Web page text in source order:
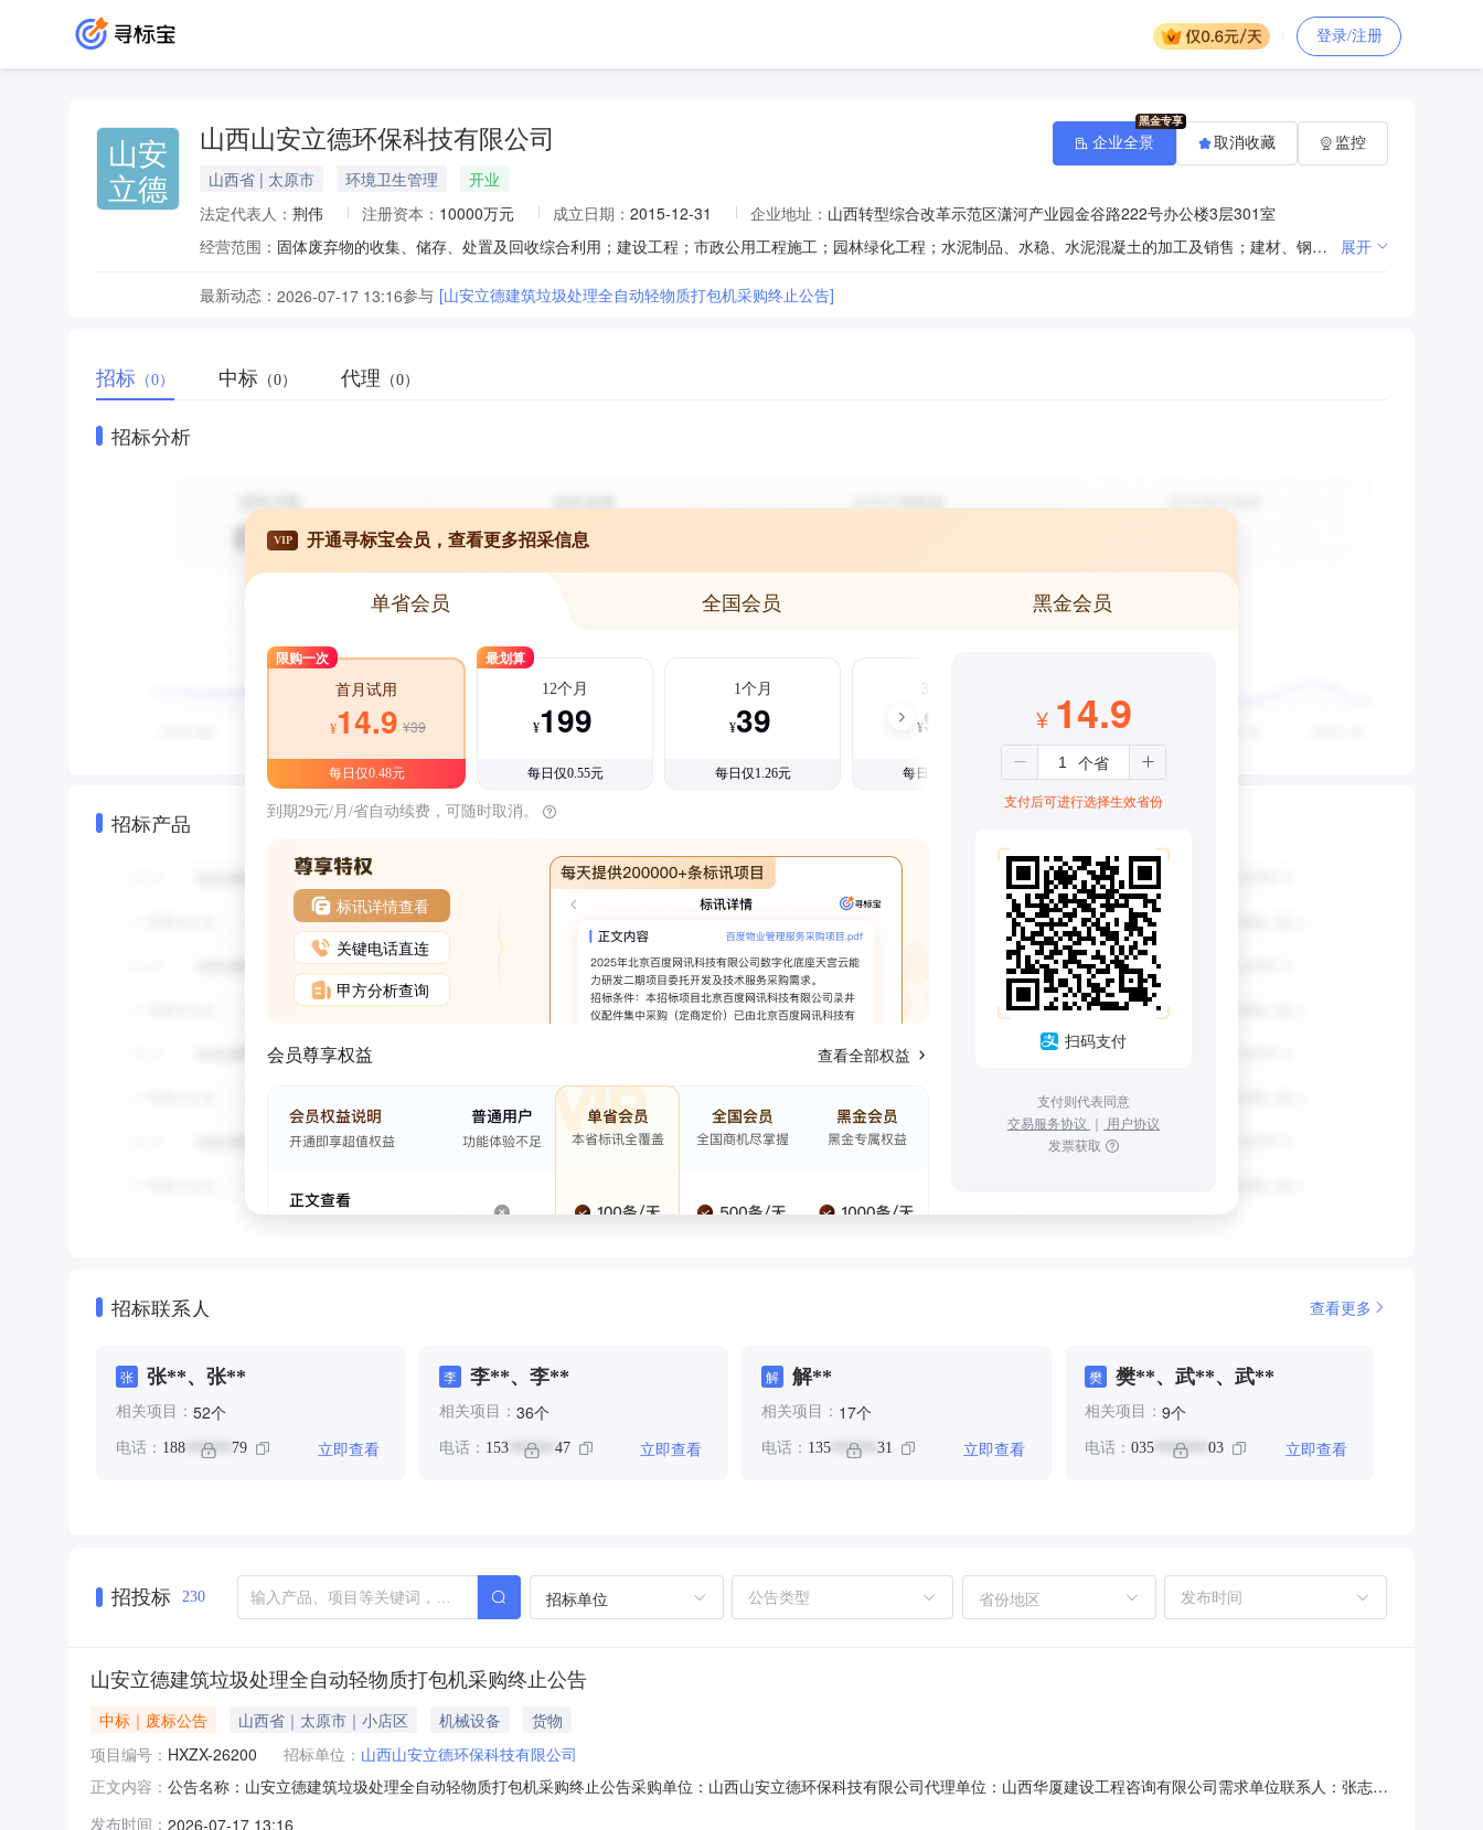
登录/注册
山安
立德
山西山安立德环保科技有限公司
山西省 | 太原市 环境卫生管理
开业
法定代表人： 荆伟 注册资本： 10000万元 成立日期： 2015-12-31 企业地址： 山西转型综合改革示范区潇河产业园金谷路222号办公楼3层301室
经营范围：
固体废弃物的收集、储存、处置及回收综合利用；建设工程；市政公用工程施工；园林绿化工程；水泥制品、水稳、水泥混凝土的加工及销售；建材、钢材、混凝土稳定剂的销售；货物专用运输（罐式容器）商品混凝土的生产销售；混凝土构件及预拌商品混凝土的生产及销售；固体废弃物、粉煤灰、煤矸石和炉渣制砖及砌块的生产及销售；移动搅拌站的租赁；混凝土机械的销售及租赁；环保设备的研发、生产、销售、安装、调试及配套服务；建筑材料的研发及销售；橡胶制品、塑料制品、化工材料（危险品除外）、汽车的销售；城市生活垃圾清扫、收集、运输、处理；道路货物运输；清洁服务；物业管理；场地土壤污染调查及风险评估；土壤污染修复方案编制；土壤修复与治理技术研发；矿山生态环境保护与治理方案编制；污染场地修复工程；农用地污染场地修复；矿山生态环境治理工程；土地整理；土地复垦；危险废物经营；环保项目的开发、设计、建设、运营管理；城市基础设施、城乡环境综合治理技术研发、建设、运营；房屋租赁；信息技术服务；计算机系统集成；建筑劳务分包；建设工程项目管理；电子商务。（依法须经批准的项目，经相关部门批准后方可开展经营活动） 展开
最新动态： 2026-07-17 13:16参与 [山安立德建筑垃圾处理全自动轻物质打包机采购终止公告]
企业全景 取消收藏 监控
招标 （0） 中标 （0） 代理 （0）
招标分析
招标产品
VIP 开通寻标宝会员，查看更多招采信息
单省会员 全国会员 黑金会员
限购一次
首月试用
¥14.9 ¥39
每日仅0.48元
最划算
12个月
¥199
每日仅0.55元
1个月
¥39
每日仅1.26元
3个月
¥99
每日仅1.08元
到期29元/月/省自动续费，可随时取消。
标讯详情查看
关键电话直连
甲方分析查询
会员尊享权益 查看全部权益
¥ 14.9
支付后可进行选择生效省份
扫码支付
支付则代表同意
交易服务协议 ｜ 用户协议
发票获取
招标联系人 查看更多
张 张**、张**
相关项目： 52个
电话： 188 ****** 79 立即查看
李 李**、李**
相关项目： 36个
电话： 153****** 47 立即查看
解 解**
相关项目： 17个
电话： 135 ****** 31 立即查看
樊 樊**、武**、武**
相关项目： 9个
电话： 035******* 03 立即查看
招投标 230 招标单位 省份地区
山安立德建筑垃圾处理全自动轻物质打包机采购终止公告
中标｜废标公告 山西省｜太原市｜小店区 机械设备
货物
项目编号： HXZX-26200 招标单位： 山西山安立德环保科技有限公司
正文内容： 公告名称：山安立德建筑垃圾处理全自动轻物质打包机采购终止公告采购单位：山西山安立德环保科技有限公司代理单位：山西华厦建设工程咨询有限公司需求单位联系人：张志
发布时间： 2026-07-17 13:16